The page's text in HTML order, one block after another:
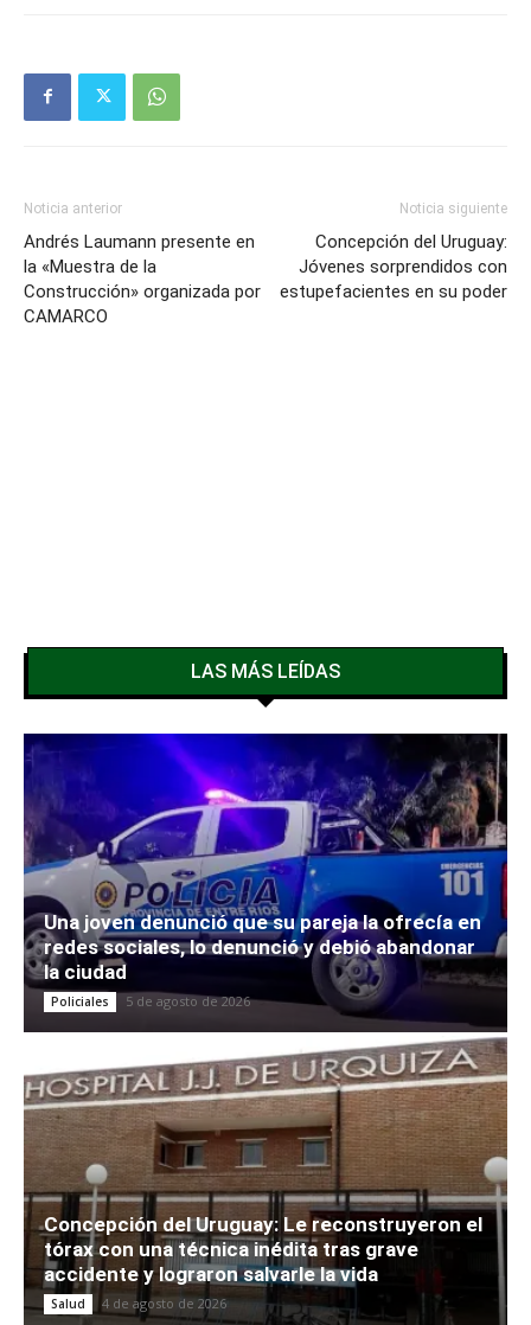
Noticia anterior
Andrés Laumann presente en
la «Muestra de la
Construcción» organizada por
CAMARCO
Noticia siguiente
Concepción del Uruguay:
Jóvenes sorprendidos con
estupefacientes en su poder
LAS MÁS LEÍDAS
Una joven denunció que su pareja la ofrecía en
redes sociales, lo denunció y debió abandonar
la ciudad
Policiales 5 de agosto de 2026
Concepción del Uruguay: Le reconstruyeron el
tórax con una técnica inédita tras grave
accidente y lograron salvarle la vida
Salud 4 de agosto de 2026